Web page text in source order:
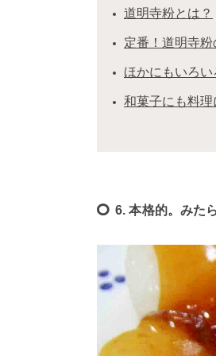
道明寺粉とは？
定番！道明寺
ほかにもいろ
和菓子にも料
6. 本格的。みた